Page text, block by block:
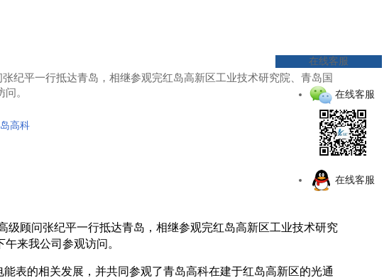
纪平一行抵达青岛，相继参观完红岛高新区工业技术研究院、青岛国
。
高科
级顾问张纪平一行抵达青岛， 相继参观完红岛高新区工业技术研究
午来我公司参观访问。
能表的相关发展，并共同参观了青岛高科在建于红岛高新区的光通
在线客服
在线客服
在线客服